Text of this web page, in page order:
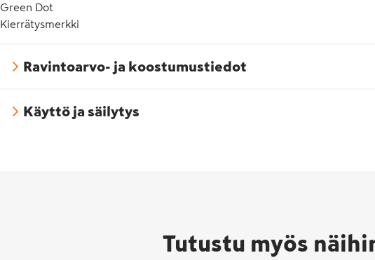
Green Dot
Kierrätysmerkki
Ravintoarvo- ja koostumustiedot
Käyttö ja säilytys
Tutustu myös